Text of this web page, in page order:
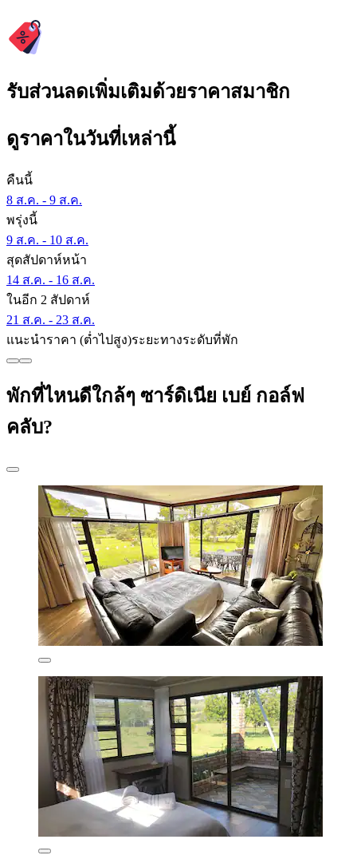
รับส่วนลดเพิ่มเติมด้วยราคาสมาชิก
ดูราคาในวันที่เหล่านี้
คืนนี้
8 ส.ค. - 9 ส.ค.
พรุ่งนี้
9 ส.ค. - 10 ส.ค.
สุดสัปดาห์หน้า
14 ส.ค. - 16 ส.ค.
ในอีก 2 สัปดาห์
21 ส.ค. - 23 ส.ค.
แนะนำราคา (ต่ำไปสูง)ระยะทางระดับที่พัก
พักที่ไหนดีใกล้ๆ ซาร์ดิเนีย เบย์ กอล์ฟ
คลับ?